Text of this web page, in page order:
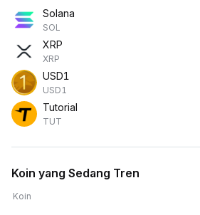
Solana
SOL
XRP
XRP
USD1
USD1
Tutorial
TUT
Koin yang Sedang Tren
Koin